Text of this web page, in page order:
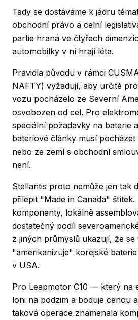
Tady se dostáváme k jádru
obchodní právo a celní
partie hraná ve čtyřech
automobilky v ní hrají léta.
Pravidla původu v rámci
NAFTY) vyžadují, aby určité
vozu pocházelo ze Severní
osvobozen od cel. Pro
speciální požadavky na baterie
bateriové články musí
nebo ze zemí s obchodní
není.
Stellantis proto nemůže jen tak
přilepit "Made in Canada"
komponenty, lokálně
dostatečný podíl
z jiných průmyslů ukazují, že se
"amerikanizuje" korejské
v USA.
Pro Leapmotor C10 — který na
loni na podzim a boduje cenou
taková operace znamenala